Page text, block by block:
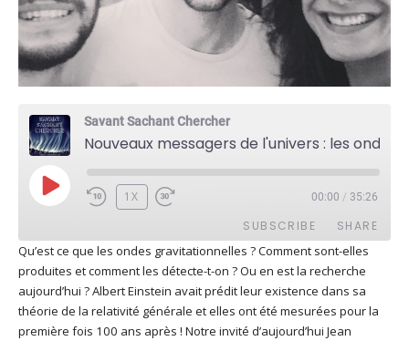
Savant Sachant Chercher
PLAY
EPISODE
1X 00:00 / 35:26
SUBSCRIBE SHARE
Apple Podcasts Deezer
Google Play PocketCasts
Podcast Addict RSS
SHARE
LINK
Qu’est ce que les ondes gravitationnelles ? Comment sont-elles
produites et comment les détecte-t-on ? Ou en est la recherche
aujourd’hui ? Albert Einstein avait prédit leur existence dans sa
théorie de la relativité générale et elles ont été mesurées pour la
première fois 100 ans après ! Notre invité d’aujourd’hui Jean